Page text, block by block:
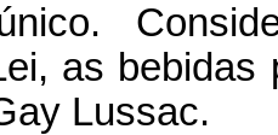
as
Lussac.